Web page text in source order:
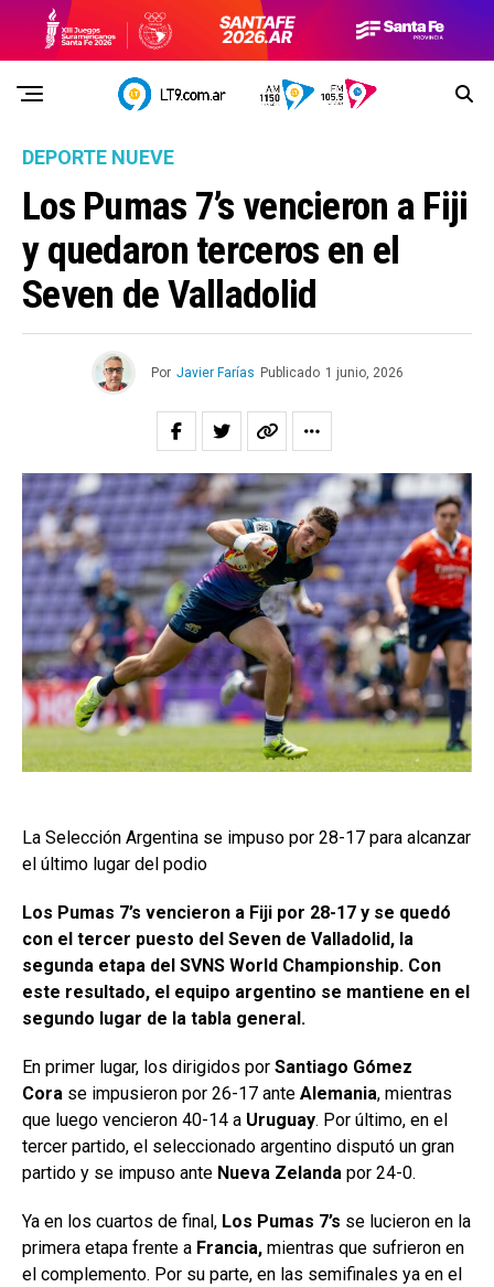
DEPORTE NUEVE
Los Pumas 7’s vencieron a Fiji
y quedaron terceros en el
Seven de Valladolid
Por Javier Farías Publicado 1 junio, 2026
La Selección Argentina se impuso por 28-17 para alcanzar
el último lugar del podio
Los Pumas 7’s vencieron a Fiji por 28-17 y se quedó
con el tercer puesto del Seven de Valladolid, la
segunda etapa del SVNS World Championship. Con
este resultado, el equipo argentino se mantiene en el
segundo lugar de la tabla general.
En primer lugar, los dirigidos por Santiago Gómez
Cora se impusieron por 26-17 ante Alemania, mientras
que luego vencieron 40-14 a Uruguay. Por último, en el
tercer partido, el seleccionado argentino disputó un gran
partido y se impuso ante Nueva Zelanda por 24-0.
Ya en los cuartos de final, Los Pumas 7’s se lucieron en la
primera etapa frente a Francia, mientras que sufrieron en
el complemento. Por su parte, en las semifinales ya en el